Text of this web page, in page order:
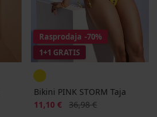
Rasprodaja -70%
1+1 GRATIS
Bikini PINK STORM Taja
Popust
11,10 € Prvobitna cijena
36,98 €